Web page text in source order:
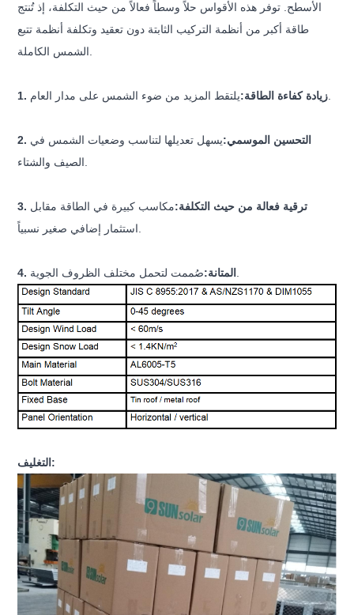
الأسطح. توفر هذه الأقواس حلاً وسطاً فعالاً من حيث التكلفة، إذ تُنتج
طاقة أكبر من أنظمة التركيب الثابتة دون تعقيد وتكلفة أنظمة تتبع
1. زيادة كفاءة الطاقة:
2. التحسين الموسمي:يسهل تعديلها لتناسب وضعيات الشمس في
3. ترقية فعالة من حيث التكلفة:مكاسب كبيرة في الطاقة مقابل
4. المتانة:
التغليف: